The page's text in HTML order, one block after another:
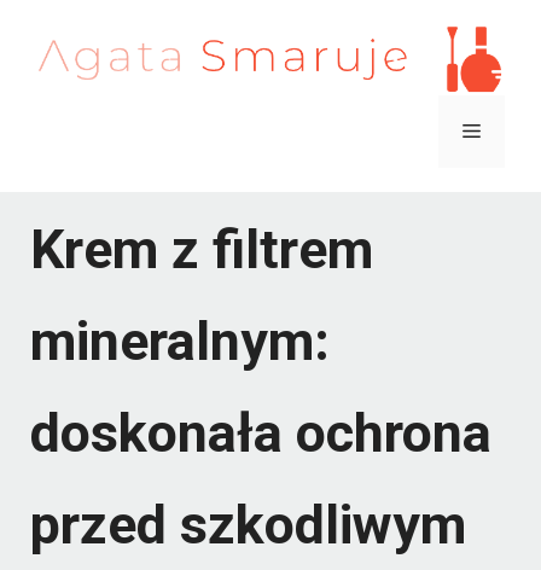
Menu
Krem z filtrem
mineralnym:
doskonała ochrona
przed szkodliwym